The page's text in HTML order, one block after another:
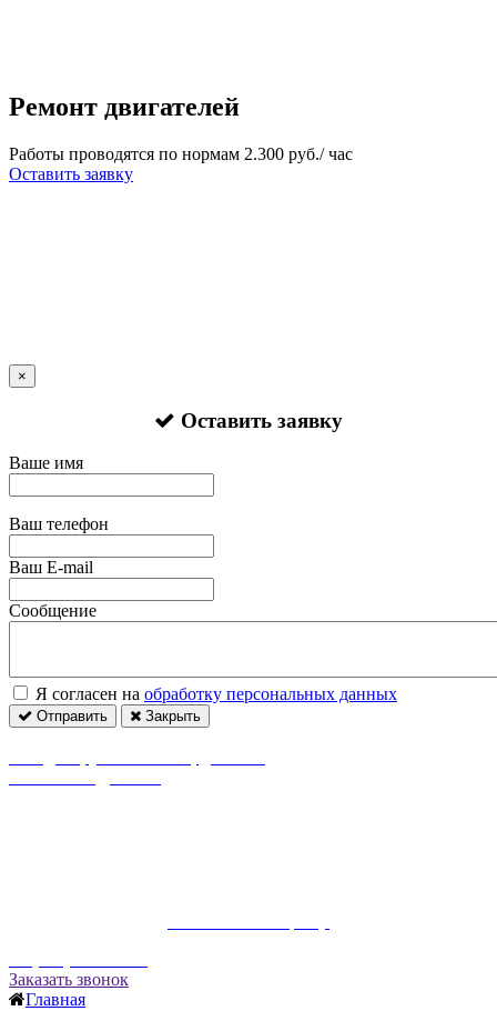
Ремонт двигателей
Работы проводятся по нормам 2.300 руб./ час
Оставить заявку
×
Оставить заявку
Ваше имя
Ваш телефон
Ваш E-mail
Сообщение
Я согласен на обработку персональных данных
Отправить Закрыть
Заказать звонок
Главная